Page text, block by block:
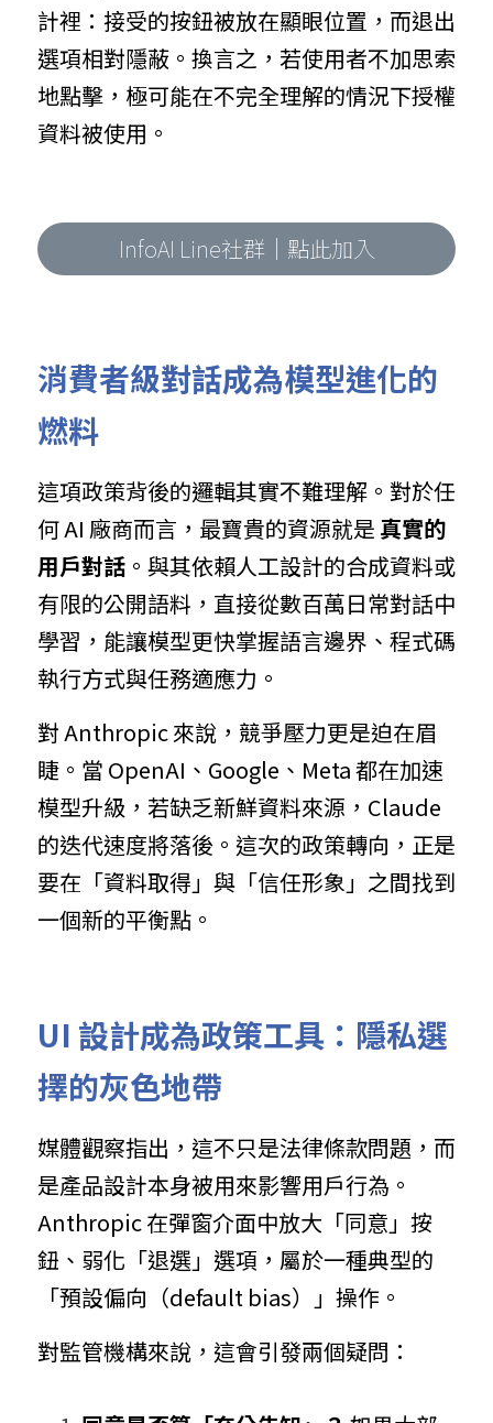
計裡：接受的按鈕被放在顯眼位置，而退出
選項相對隱蔽。換言之，若使用者不加思索
地點擊，極可能在不完全理解的情況下授權
資料被使用。
InfoAI Line社群｜點此加入
消費者級對話成為模型進化的
燃料
這項政策背後的邏輯其實不難理解。對於任
何 AI 廠商而言，最寶貴的資源就是 真實的
用戶對話 。與其依賴人工設計的合成資料或
有限的公開語料，直接從數百萬日常對話中
學習，能讓模型更快掌握語言邊界、程式碼
執行方式與任務適應力。
對 Anthropic 來說，競爭壓力更是迫在眉
睫。當 OpenAI、Google、Meta 都在加速
模型升級，若缺乏新鮮資料來源，Claude
的迭代速度將落後。這次的政策轉向，正是
要在「資料取得」與「信任形象」之間找到
一個新的平衡點。
UI 設計成為政策工具：隱私選
擇的灰色地帶
媒體觀察指出，這不只是法律條款問題，而
是產品設計本身被用來影響用戶行為。
Anthropic 在彈窗介面中放大「同意」按
鈕、弱化「退選」選項，屬於一種典型的
「預設偏向（default bias）」操作。
對監管機構來說，這會引發兩個疑問：